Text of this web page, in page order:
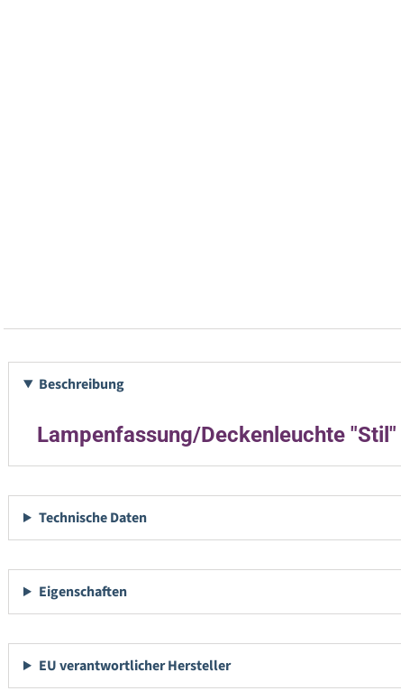
Beschreibung
Lampenfassung/Deckenleuchte
Technische Daten
Eigenschaften
EU verantwortlicher Hersteller